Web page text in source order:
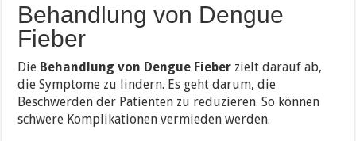
Behandlung von Dengue
Fieber
Die Behandlung von Dengue Fieber zielt darauf ab,
die Symptome zu lindern. Es geht darum, die
Beschwerden der Patienten zu reduzieren. So können
schwere Komplikationen vermieden werden.